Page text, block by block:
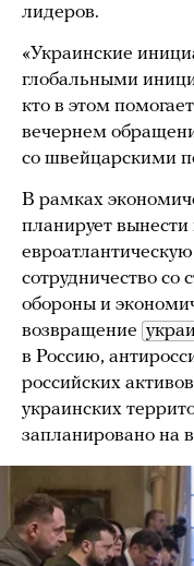
лидеров.
«Украинские
глобальными
кто в этом
вечернем
со швейцарскими
В рамках
планирует
сотрудничество со
обороны и
возвращение
в Россию,
российских
украинских
запланировано на